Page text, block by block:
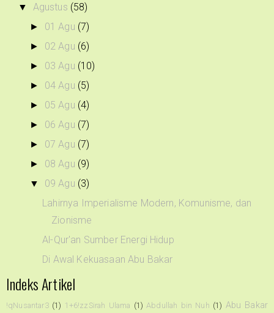
▼ Agustus (58)
► 01 Agu (7)
► 02 Agu (6)
► 03 Agu (10)
► 04 Agu (5)
► 05 Agu (4)
► 06 Agu (7)
► 07 Agu (7)
► 08 Agu (9)
▼ 09 Agu (3)
Lahirnya Imperialisme Modern, Komunisme, dan
Zionisme
Al-Qur'an Sumber Energi Hidup
Di Awal Kekuasaan Abu Bakar
Indeks Artikel
!qNusantar3 (1) 1+6!zzSirah Ulama (1) Abdullah bin Nuh (1) Abu Bakar